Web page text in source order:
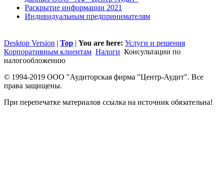
Раскрытие информации 2021
Индивидуальным предпринимателям
Desktop Version | Top | You are here: Услуги и решения
Корпоративным клиентам Налоги Консультации по
налогообложению
© 1994-2019 ООО "Аудиторская фирма "Центр-Аудит". Все
права защищены.
При перепечатке материалов ссылка на источник обязательна!